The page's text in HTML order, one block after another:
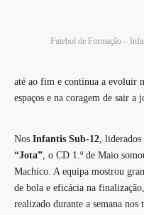
Futebol de Formação –
até ao fim e continua a evoluir
espaços e na coragem de sair a
Nos Infantis Sub-12 ,
“Jota” , o CD 1.º de Maio
Machico. A equipa mostrou
de bola e eficácia na
realizado durante a semana nos